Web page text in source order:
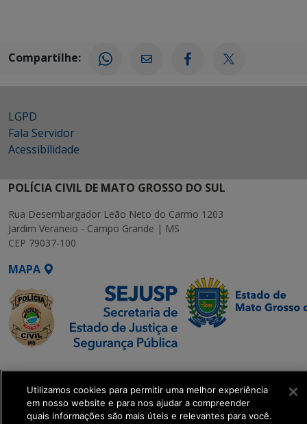
Compartilhe:
LGPD
Fala Servidor
Acessibilidade
POLÍCIA CIVIL DE MATO GROSSO DO SUL
Rua Desembargador Leão Neto do Carmo 1203
Jardim Veraneio - Campo Grande | MS
CEP 79037-100
MAPA
SETDIG | Secretaria-
Executiva de
Transformação Digital
Utilizamos cookies para permitir uma melhor experiência
em nosso website e para nos ajudar a compreender
quais informações são mais úteis e relevantes para você.